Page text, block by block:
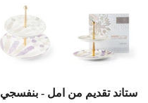
ستاند تقديم من امل - بنفسجي